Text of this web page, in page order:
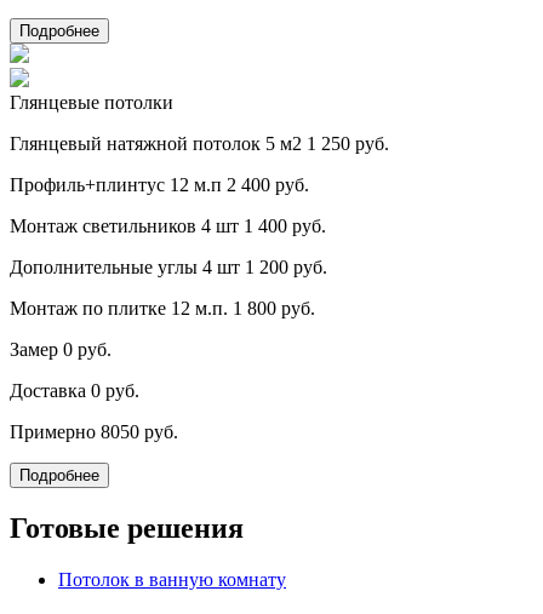
Подробнее
Глянцевые потолки
Глянцевый натяжной потолок 5 м2 1 250 руб.
Профиль+плинтус 12 м.п 2 400 руб.
Монтаж светильников 4 шт 1 400 руб.
Дополнительные углы 4 шт 1 200 руб.
Монтаж по плитке 12 м.п. 1 800 руб.
Замер 0 руб.
Доставка 0 руб.
Примерно 8050 руб.
Подробнее
Готовые решения
Потолок в ванную комнату